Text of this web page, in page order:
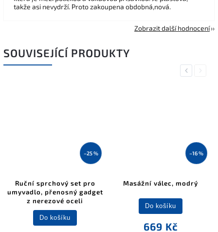
takže asi nevydrží. Proto zakoupena obdobná,nová.
Zobrazit další hodnocení
SOUVISEJÍCÍ PRODUKTY
Previous
–25 %
Ruční sprchový set pro
umyvadlo, přenosný gadget
z nerezové oceli
Do košíku
–16 %
Masážní válec, modrý
669 Kč
Do košíku
Next